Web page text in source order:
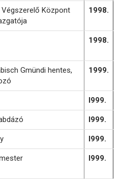
Végszerelő Központ
1998.
1998.
Gmündi hentes,
1999.
l999.
l999.
l999.
l999.